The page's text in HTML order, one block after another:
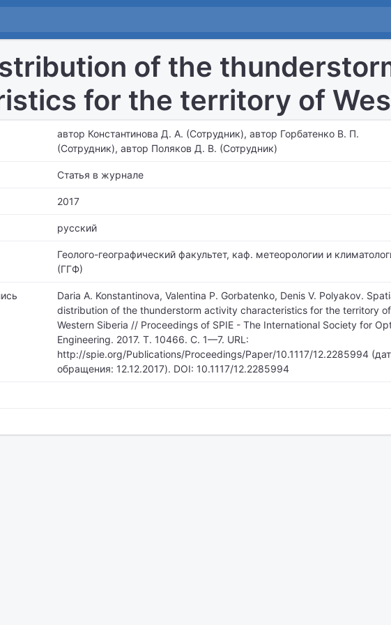
of the
for the territory of
автор Константинова Д. А. (Сотрудник), автор Горбатенко В. П.
(Сотрудник), автор Поляков Д. В. (Сотрудник)
Статья в журнале
2017
русский
Геолого-географический факультет, каф. метеорологии и
(ГГФ)
Daria A. Konstantinova, Valentina P. Gorbatenko, Denis V. Polyakov.
distribution of the thunderstorm activity characteristics for the territory of
Western Siberia // Proceedings of SPIE - The International Society for
Engineering. 2017. Т. 10466. С. 1—7. URL:
http://spie.org/Publications/Proceedings/Paper/10.1117/12.2285994
обращения: 12.12.2017). DOI: 10.1117/12.2285994